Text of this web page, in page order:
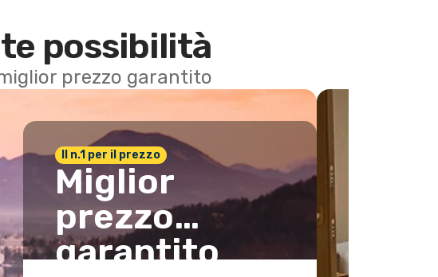
possibilità
prezzo garantito
Il n.1 per il prezzo
Miglior
prezzo
garantito